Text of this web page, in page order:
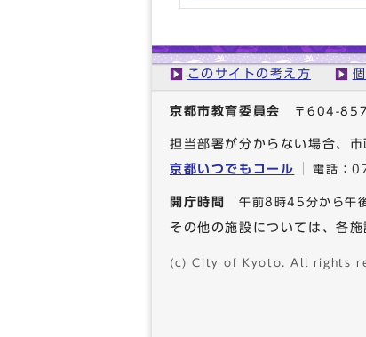
このサイトの考え方
京都市教育委員会 〒604-
担当部署が分からない場合、
京都いつでもコール
電話：
開庁時間 午前8時45分から午
その他の施設については、各
(c) City of Kyoto. All rights